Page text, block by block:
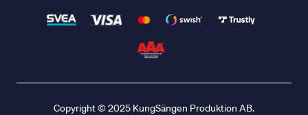
Copyright © 2025 KungSängen Produktion AB.